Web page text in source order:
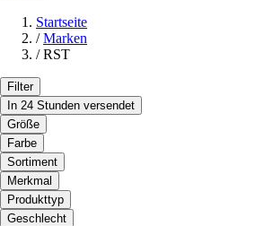
Startseite
/ Marken
/ RST
Filter
In 24 Stunden versendet
Größe
Farbe
Sortiment
Merkmal
Produkttyp
Geschlecht